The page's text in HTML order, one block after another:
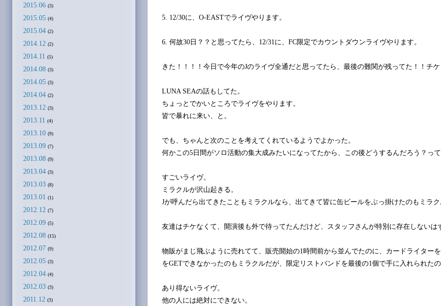
5. 12/30に、O-EASTでライヴやります。
6. 何故30日？？と思ってたら、12/31に、FC限定でカウントダウンライヴやります。
きた！！！！今日で今年のJのライヴ全通だと思ってたら、最後の難関が残ってた！！チケ
LUNA SEAの話もしてた。
ちょっとでかいところでライヴをやります。
皆で暴れに来い、と。
でも、ちゃんと次のことを考えてくれているようでよかった。
何かこの5日間がソロ活動の集大成みたいになってたから、この後どうするんだろう？っ
すごいライヴ。
ミラクルが沢山起きる。
Jが呼んだら出てきたこともミラクルなら、出てきて皆に缶ビールをぶっ掛けたのもミラク
友達はチケなくて、開演後も外で待ってたんだけど、スタッフさんが特別に存在しないは
物販がまじ飛ぶように売れてて、販売開始の1時間前から並んでたのに、カードライター
をGETできなかったのもミラクルだが、限定リストバンドを最後の1個で手に入れられたの
あり得ないライヴ。
他の人には絶対にできない。
2015.06 (3)
2015.05 (4)
2015.04 (2)
2014.12 (2)
2014.11 (5)
2014.08 (3)
2014.05 (3)
2014.04 (2)
2013.12 (3)
2013.11 (4)
2013.10 (9)
2013.09 (7)
2013.08 (9)
2013.04 (3)
2013.03 (8)
2013.01 (1)
2012.12 (7)
2012.09 (5)
2012.08 (15)
2012.07 (9)
2012.05 (3)
2012.04 (4)
2012.03 (3)
2011.12 (3)